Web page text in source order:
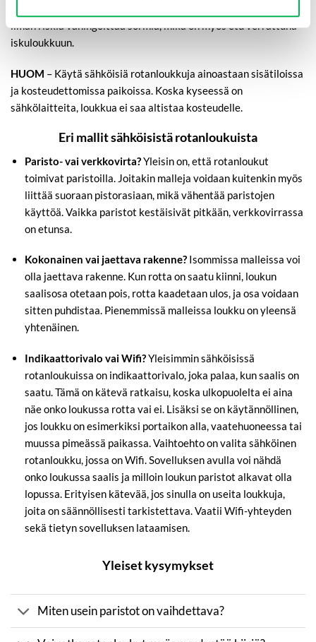
ilman riskiä vahingoittaa sormia, mikä on myös etu verrattuna
iskuloukkuun.
HUOM – Käytä sähköisiä rotanloukkuja ainoastaan sisätiloissa
ja kosteudettomissa paikoissa. Koska kyseessä on
sähkölaitteita, loukkua ei saa altistaa kosteudelle.
Eri mallit sähköisistä rotanloukuista
Paristo- vai verkkovirta?Yleisin on, että rotanloukut
toimivat paristoilla. Joitakin malleja voidaan kuitenkin myös
liittää suoraan pistorasiaan, mikä vähentää paristojen
käyttöä. Vaikka paristot kestäisivät pitkään, verkkovirrassa
on etunsa.
Kokonainen vai jaettava rakenne? Isommissa malleissa voi
olla jaettava rakenne. Kun rotta on saatu kiinni, loukun
saalisosa otetaan pois, rotta kaadetaan ulos, ja osa voidaan
sitten puhdistaa. Pienemmissä malleissa loukku on yleensä
yhtenäinen.
Indikaattorivalo vai Wifi?Yleisimmin sähköisissä
rotanloukuissa on indikaattorivalo, joka palaa, kun saalis on
saatu. Tämä on kätevä ratkaisu, koska ulkopuolelta ei aina
näe onko loukussa rotta vai ei. Lisäksi se on käytännöllinen,
jos loukku on esimerkiksi portaikon alla, vaatehuoneessa tai
muussa pimeässä paikassa. Vaihtoehto on valita sähköinen
rotanloukku, jossa on Wifi. Sovelluksen avulla voi nähdä
onko loukussa saalis ja milloin loukun paristot alkavat olla
lopussa. Erityisen kätevää, jos sinulla on useita loukkuja,
joita on säännöllisesti tarkistettava. Vaatii Wifi-yhteyden
sekä tietyn sovelluksen lataamisen.
Yleiset kysymykset
Miten usein paristot on vaihdettava?